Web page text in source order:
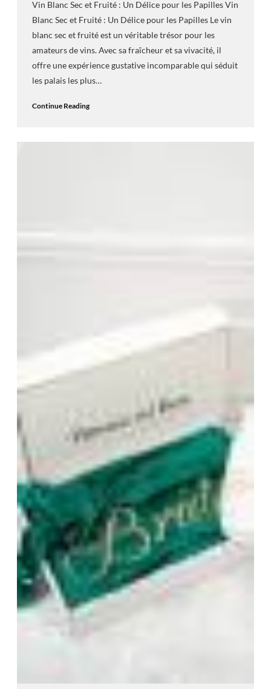
Vin Blanc Sec et Fruité : Un Délice pour les Papilles Vin
Blanc Sec et Fruité : Un Délice pour les Papilles Le vin
blanc sec et fruité est un véritable trésor pour les
amateurs de vins. Avec sa fraîcheur et sa vivacité, il
offre une expérience gustative incomparable qui séduit
les palais les plus…
Continue Reading